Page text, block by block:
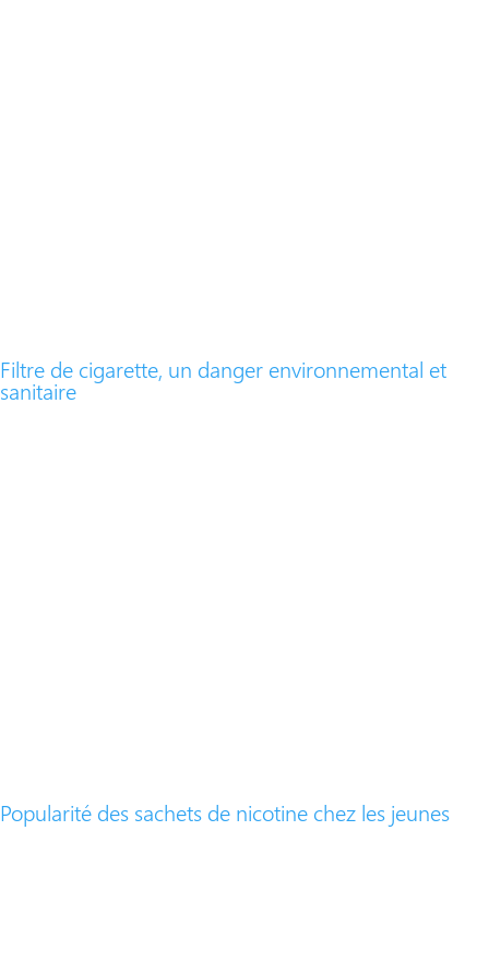
Filtre de cigarette, un danger environnemental et
sanitaire
Popularité des sachets de nicotine chez les jeunes